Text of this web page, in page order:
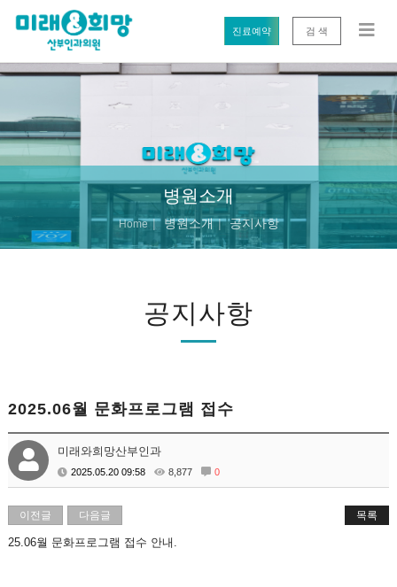
진료예약 검 색
병원소개
Home 병원소개 공지사항
공지사항
2025.06월 문화프로그램 접수
미래와희망산부인과
2025.05.20 09:58 8,877 0
이전글 다음글 목록
25.06월 문화프로그램 접수 안내.